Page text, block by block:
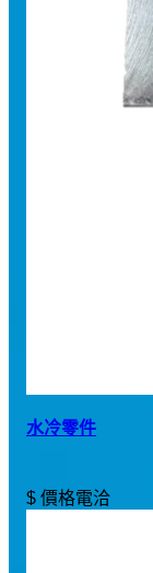
水冷零件
$ 價格電洽